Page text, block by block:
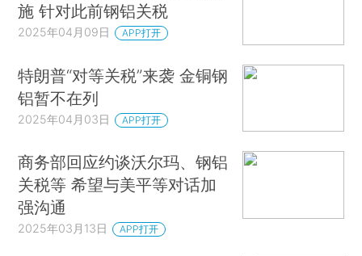
施 针对此前钢铝关税
2025年04月09日 APP打开
特朗普“对等关税”来袭 金铜钢
铝暂不在列
2025年04月03日 APP打开
商务部回应约谈沃尔玛、钢铝
关税等 希望与美平等对话加
强沟通
2025年03月13日 APP打开